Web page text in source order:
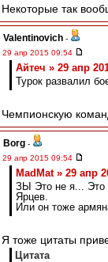
Некоторые так
Valentinovich -
29 апр 2015 09:54
Айтеч » 29 апр
Турок развалил
Чемпионскую
Borg -
29 апр 2015 09:54
MadMat » 29 апр
ЗЫ Это не я... Это
Ярцев.
Или он тоже
Я тоже цитаты
Цитата